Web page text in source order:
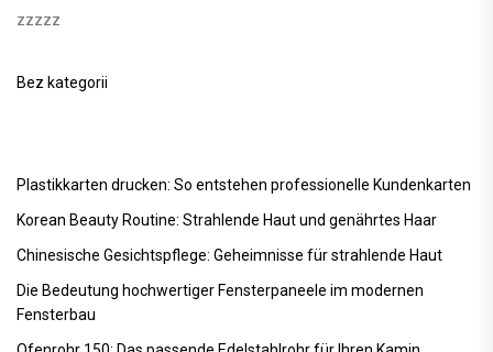
zzzzz
Bez kategorii
Plastikkarten drucken: So entstehen professionelle Kundenkarten
Korean Beauty Routine: Strahlende Haut und genährtes Haar
Chinesische Gesichtspflege: Geheimnisse für strahlende Haut
Die Bedeutung hochwertiger Fensterpaneele im modernen
Fensterbau